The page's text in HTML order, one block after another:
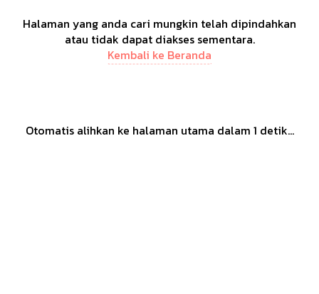
Halaman yang anda cari mungkin telah dipindahkan
atau tidak dapat diakses sementara.
Kembali ke Beranda
Otomatis alihkan ke halaman utama dalam 1 detik...